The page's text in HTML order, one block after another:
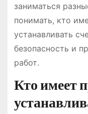
заниматься
понимать, кто
устанавливать
безопасность и
работ․
Кто имеет